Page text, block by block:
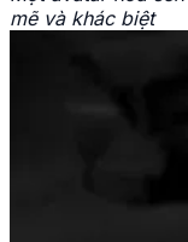
mẽ và khác biệt